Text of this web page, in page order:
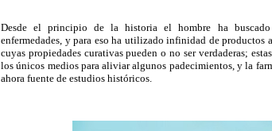
Desde el principio de la historia el hombre ha
enfermedades, y para eso ha utilizado infinidad de productos
cuyas propiedades curativas pueden o no ser verdaderas;
los únicos medios para aliviar algunos padecimientos, y la
ahora fuente de estudios históricos.